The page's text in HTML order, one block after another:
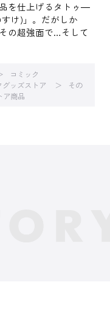
を仕上げるタトゥ―
け)」。だがしか
の超強面で…そして
コミック
ッズストア
その
ア商品